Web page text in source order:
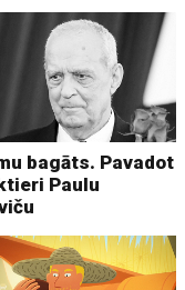
bagāts. Pavadot
Paulu